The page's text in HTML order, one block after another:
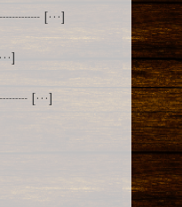
[…]
[…]